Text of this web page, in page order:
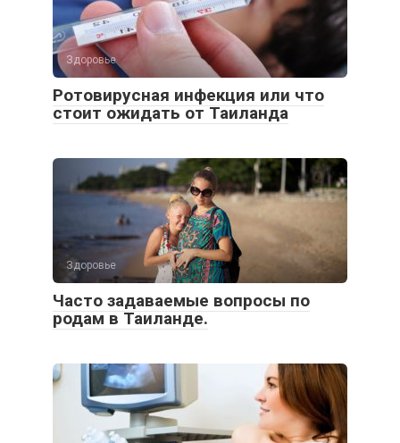
Здоровье
Ротовирусная инфекция или что
стоит ожидать от Таиланда
Здоровье
Часто задаваемые вопросы по
родам в Таиланде.